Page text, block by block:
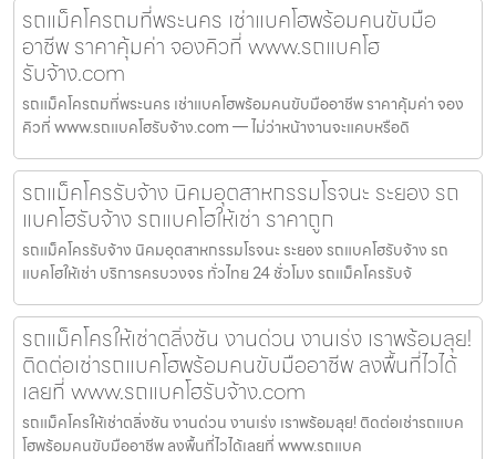
รถแม็คโครถมที่พระนคร เช่าแบคโฮพร้อมคนขับมือ
อาชีพ ราคาคุ้มค่า จองคิวที่ www.รถแบคโฮ
รับจ้าง.com
รถแม็คโครถมที่พระนคร เช่าแบคโฮพร้อมคนขับมืออาชีพ ราคาคุ้มค่า จอง
คิวที่ www.รถแบคโฮรับจ้าง.com — ไม่ว่าหน้างานจะแคบหรือดิ
รถแม็คโครรับจ้าง นิคมอุตสาหกรรมโรจนะ ระยอง รถ
แบคโฮรับจ้าง รถแบคโฮให้เช่า ราคาถูก
รถแม็คโครรับจ้าง นิคมอุตสาหกรรมโรจนะ ระยอง รถแบคโฮรับจ้าง รถ
แบคโฮให้เช่า บริการครบวงจร ทั่วไทย 24 ชั่วโมง รถแม็คโครรับจ้
รถแม็คโครให้เช่าตลิ่งชัน งานด่วน งานเร่ง เราพร้อมลุย!
ติดต่อเช่ารถแบคโฮพร้อมคนขับมืออาชีพ ลงพื้นที่ไวได้
เลยที่ www.รถแบคโฮรับจ้าง.com
รถแม็คโครให้เช่าตลิ่งชัน งานด่วน งานเร่ง เราพร้อมลุย! ติดต่อเช่ารถแบค
โฮพร้อมคนขับมืออาชีพ ลงพื้นที่ไวได้เลยที่ www.รถแบค